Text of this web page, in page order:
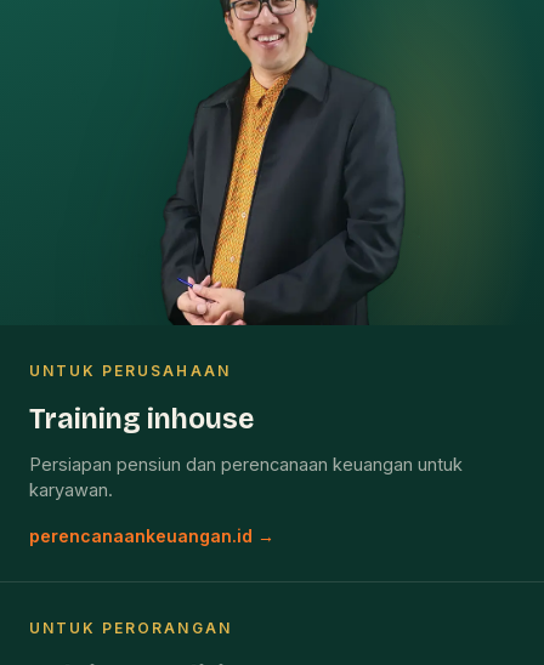
UNTUK PERUSAHAAN
Training inhouse
Persiapan pensiun dan perencanaan keuangan untuk
karyawan.
perencanaankeuangan.id →
UNTUK PERORANGAN